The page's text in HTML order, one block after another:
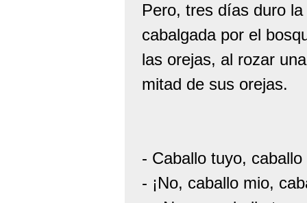
Pero, tres días duro
cabalgada por el
las orejas, al rozar
mitad de sus orejas.
- Caballo tuyo, caballo
- ¡No, caballo mio,